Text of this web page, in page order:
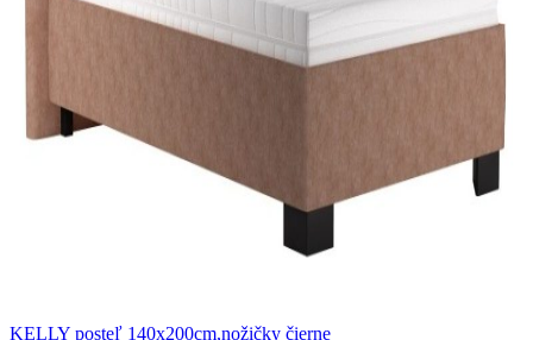
KELLY posteľ 140x200cm,nožičky čierne